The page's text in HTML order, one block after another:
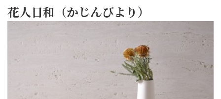
花人日和（かじんびより）